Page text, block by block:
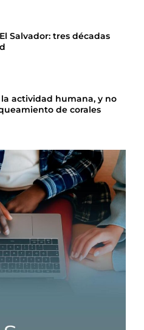
Salvador: tres décadas
actividad humana, y no
de corales